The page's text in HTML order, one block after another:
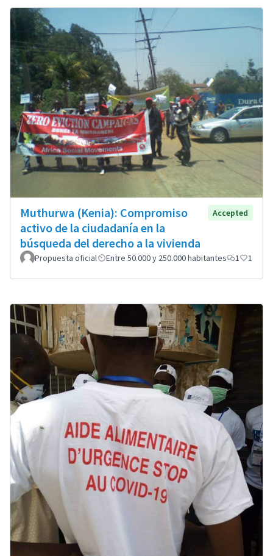
Muthurwa (Kenia): Compromiso
activo de la ciudadanía en la
búsqueda del derecho a la vivienda
Accepted
Propuesta oficial Entre 50.000 y 250.000 habitantes 1 1